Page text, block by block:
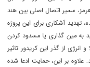
مسیر اتصال اصلی بین هند
تهدید آشکاری برای این پروژه
به مین گذاری یا مسدود کردن
از گذر این کریدور تاثیر
علاوه بر این، حمایت ادعا شده